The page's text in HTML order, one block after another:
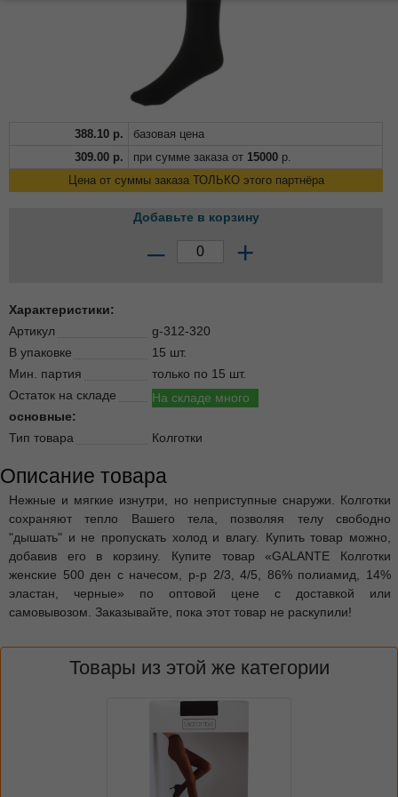
388.10 р.
базовая цена
309.00 р. при сумме заказа от 15000 р.
Цена от суммы заказа ТОЛЬКО этого партнёра
Добавьте в корзину
– +
Характеристики:
Артикул
g-312-320
В упаковке
15 шт.
Мин. партия
только по 15 шт.
Остаток на складе
На складе много
основные:
Тип товара
Колготки
Описание товара
Нежные и мягкие изнутри, но неприступные снаружи. Колготки
сохраняют тепло Вашего тела, позволяя телу свободно
"дышать" и не пропускать холод и влагу. Купить товар можно,
добавив его в корзину. Купите товар «GALANTE Колготки
женские 500 ден с начесом, р-р 2/3, 4/5, 86% полиамид, 14%
эластан, черные» по оптовой цене с доставкой или
самовывозом. Заказывайте, пока этот товар не раскупили!
Товары из этой же категории